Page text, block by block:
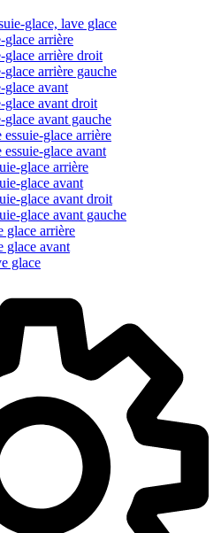
glace, lave glace
glace arrière
glace arrière droit
glace arrière gauche
glace avant
glace avant droit
glace avant gauche
essuie-glace arrière
essuie-glace avant
glace arrière
glace avant
glace avant droit
glace avant gauche
glace arrière
glace avant
glace